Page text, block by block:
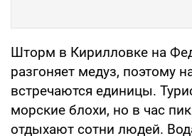
Шторм в Кирилловке на
разгоняет медуз, поэтому
встречаются единицы.
морские блохи, но в час
отдыхают сотни людей.